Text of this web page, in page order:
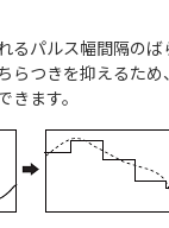
るパルス幅間隔の
らつきを抑えるた
ます。